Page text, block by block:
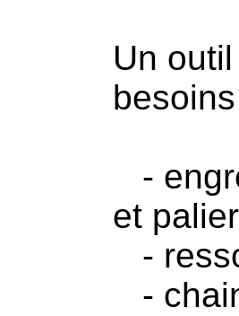
Un
-
et
-
-